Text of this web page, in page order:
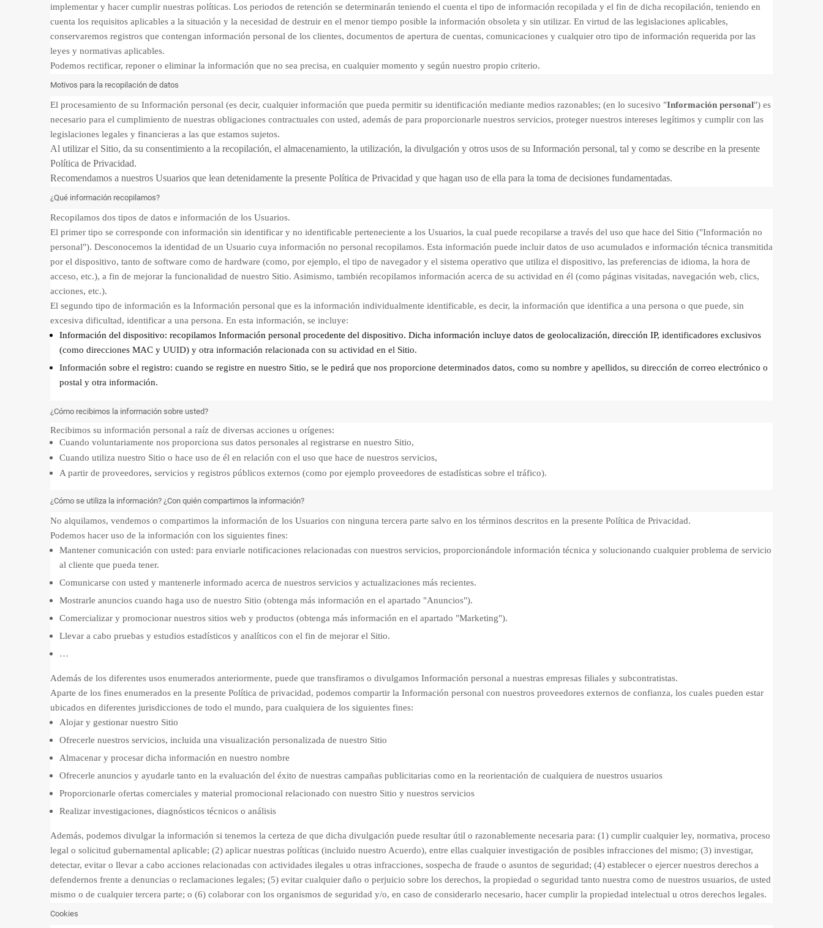
implementar y hacer cumplir nuestras políticas. Los periodos de retención se determinarán teniendo el cuenta el tipo de información recopilada y el fin de dicha recopilación, teniendo en
cuenta los requisitos aplicables a la situación y la necesidad de destruir en el menor tiempo posible la información obsoleta y sin utilizar. En virtud de las legislaciones aplicables,
conservaremos registros que contengan información personal de los clientes, documentos de apertura de cuentas, comunicaciones y cualquier otro tipo de información requerida por las
leyes y normativas aplicables.
Podemos rectificar, reponer o eliminar la información que no sea precisa, en cualquier momento y según nuestro propio criterio.
Motivos para la recopilación de datos
El procesamiento de su Información personal (es decir, cualquier información que pueda permitir su identificación mediante medios razonables; (en lo sucesivo "Información personal") es
necesario para el cumplimiento de nuestras obligaciones contractuales con usted, además de para proporcionarle nuestros servicios, proteger nuestros intereses legítimos y cumplir con las
legislaciones legales y financieras a las que estamos sujetos.
Al utilizar el Sitio, da su consentimiento a la recopilación, el almacenamiento, la utilización, la divulgación y otros usos de su Información personal, tal y como se describe en la presente
Política de Privacidad.
Recomendamos a nuestros Usuarios que lean detenidamente la presente Política de Privacidad y que hagan uso de ella para la toma de decisiones fundamentadas.
¿Qué información recopilamos?
Recopilamos dos tipos de datos e información de los Usuarios.
El primer tipo se corresponde con información sin identificar y no identificable perteneciente a los Usuarios, la cual puede recopilarse a través del uso que hace del Sitio ("Información no
personal"). Desconocemos la identidad de un Usuario cuya información no personal recopilamos. Esta información puede incluir datos de uso acumulados e información técnica transmitida
por el dispositivo, tanto de software como de hardware (como, por ejemplo, el tipo de navegador y el sistema operativo que utiliza el dispositivo, las preferencias de idioma, la hora de
acceso, etc.), a fin de mejorar la funcionalidad de nuestro Sitio. Asimismo, también recopilamos información acerca de su actividad en él (como páginas visitadas, navegación web, clics,
acciones, etc.).
El segundo tipo de información es la Información personal que es la información individualmente identificable, es decir, la información que identifica a una persona o que puede, sin
excesiva dificultad, identificar a una persona. En esta información, se incluye:
Información del dispositivo: recopilamos Información personal procedente del dispositivo. Dicha información incluye datos de geolocalización, dirección IP, identificadores exclusivos
(como direcciones MAC y UUID) y otra información relacionada con su actividad en el Sitio.
Información sobre el registro: cuando se registre en nuestro Sitio, se le pedirá que nos proporcione determinados datos, como su nombre y apellidos, su dirección de correo electrónico o
postal y otra información.
¿Cómo recibimos la información sobre usted?
Recibimos su información personal a raíz de diversas acciones u orígenes:
Cuando voluntariamente nos proporciona sus datos personales al registrarse en nuestro Sitio,
Cuando utiliza nuestro Sitio o hace uso de él en relación con el uso que hace de nuestros servicios,
A partir de proveedores, servicios y registros públicos externos (como por ejemplo proveedores de estadísticas sobre el tráfico).
¿Cómo se utiliza la información? ¿Con quién compartimos la información?
No alquilamos, vendemos o compartimos la información de los Usuarios con ninguna tercera parte salvo en los términos descritos en la presente Política de Privacidad.
Podemos hacer uso de la información con los siguientes fines:
Mantener comunicación con usted: para enviarle notificaciones relacionadas con nuestros servicios, proporcionándole información técnica y solucionando cualquier problema de servicio
al cliente que pueda tener.
Comunicarse con usted y mantenerle informado acerca de nuestros servicios y actualizaciones más recientes.
Mostrarle anuncios cuando haga uso de nuestro Sitio (obtenga más información en el apartado "Anuncios").
Comercializar y promocionar nuestros sitios web y productos (obtenga más información en el apartado "Marketing").
Llevar a cabo pruebas y estudios estadísticos y analíticos con el fin de mejorar el Sitio.
…
Además de los diferentes usos enumerados anteriormente, puede que transfiramos o divulgamos Información personal a nuestras empresas filiales y subcontratistas.
Aparte de los fines enumerados en la presente Política de privacidad, podemos compartir la Información personal con nuestros proveedores externos de confianza, los cuales pueden estar
ubicados en diferentes jurisdicciones de todo el mundo, para cualquiera de los siguientes fines:
Alojar y gestionar nuestro Sitio
Ofrecerle nuestros servicios, incluida una visualización personalizada de nuestro Sitio
Almacenar y procesar dicha información en nuestro nombre
Ofrecerle anuncios y ayudarle tanto en la evaluación del éxito de nuestras campañas publicitarias como en la reorientación de cualquiera de nuestros usuarios
Proporcionarle ofertas comerciales y material promocional relacionado con nuestro Sitio y nuestros servicios
Realizar investigaciones, diagnósticos técnicos o análisis
Además, podemos divulgar la información si tenemos la certeza de que dicha divulgación puede resultar útil o razonablemente necesaria para: (1) cumplir cualquier ley, normativa, proceso
legal o solicitud gubernamental aplicable; (2) aplicar nuestras políticas (incluido nuestro Acuerdo), entre ellas cualquier investigación de posibles infracciones del mismo; (3) investigar,
detectar, evitar o llevar a cabo acciones relacionadas con actividades ilegales u otras infracciones, sospecha de fraude o asuntos de seguridad; (4) establecer o ejercer nuestros derechos a
defendernos frente a denuncias o reclamaciones legales; (5) evitar cualquier daño o perjuicio sobre los derechos, la propiedad o seguridad tanto nuestra como de nuestros usuarios, de usted
mismo o de cualquier tercera parte; o (6) colaborar con los organismos de seguridad y/o, en caso de considerarlo necesario, hacer cumplir la propiedad intelectual u otros derechos legales.
Cookies